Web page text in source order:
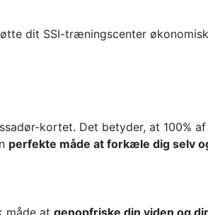
dit SSI-træningscenter
kortet. Det betyder, at 100% af
perfekte måde at forkæle dig selv
måde at genopfriske din viden og